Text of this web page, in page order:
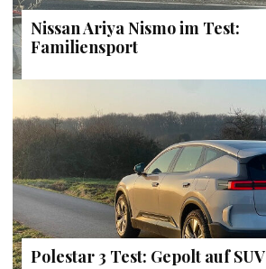
Nissan Ariya Nismo im Test:
Familiensport
Polestar 3 Test: Gepolt auf SUV